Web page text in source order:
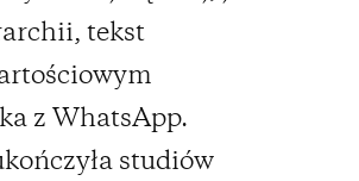
tekst
z WhatsApp.
studiów